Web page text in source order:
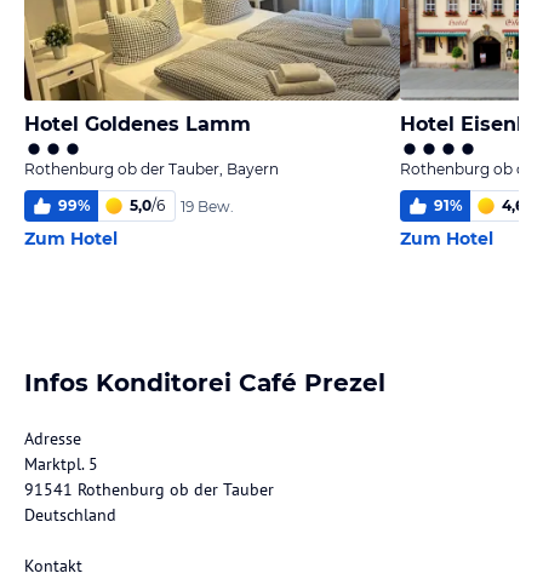
Hotel Goldenes Lamm
Rothenburg ob der Tauber, Bayern
99% 5,0/6 19 Bew.
Zum Hotel
Hotel
Rothenburg ob der
91% 4,6
Zum Hotel
Infos Konditorei Café Prezel
Adresse
Marktpl. 5
91541 Rothenburg ob der Tauber
Deutschland
Kontakt